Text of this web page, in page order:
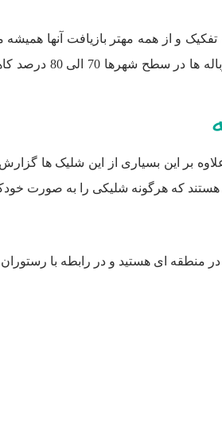
های بازیافت
بر این بسیاری از این شلیک ها
که هرگونه شلیکی را به صورت
منطقه ای هستید و در رابطه با